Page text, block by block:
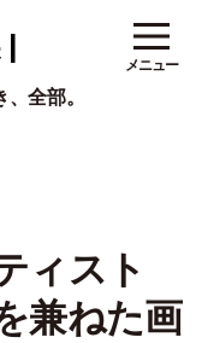
全部。
メニュー
ィスト
兼ねた画